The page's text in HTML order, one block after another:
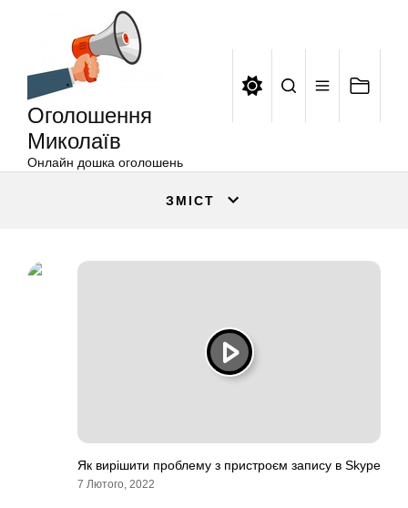
Оголошення
Миколаїв
Онлайн дошка оголошень
ЗМІСТ
Як вирішити проблему з пристроєм запису в Skype
7 Лютого, 2022